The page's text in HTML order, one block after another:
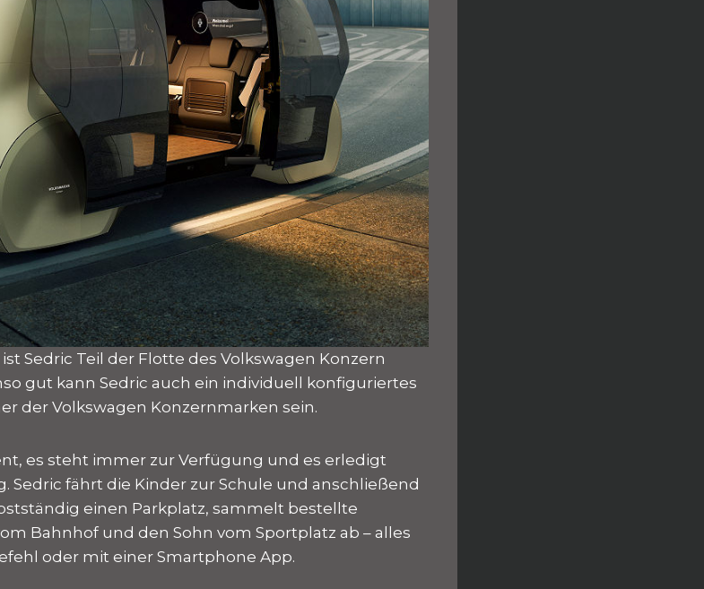
Sedric Teil der Flotte des Volkswagen Konzern
gut kann Sedric auch ein individuell konfiguriertes
der Volkswagen Konzernmarken sein.
es steht immer zur Verfügung und es erledigt
Sedric fährt die Kinder zur Schule und anschließend
einen Parkplatz, sammelt bestellte
Bahnhof und den Sohn vom Sportplatz ab – alles
oder mit einer Smartphone App.